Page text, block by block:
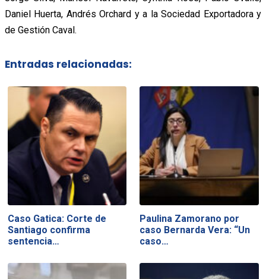
Daniel Huerta, Andrés Orchard y a la Sociedad Exportadora y
de Gestión Caval.
Entradas relacionadas:
Caso Gatica: Corte de
Santiago confirma
sentencia…
Paulina Zamorano por
caso Bernarda Vera: “Un
caso…